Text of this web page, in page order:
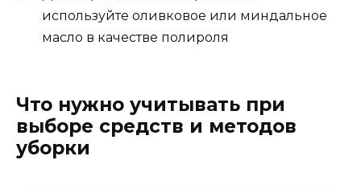
используйте оливковое или миндальное
масло в качестве полироля
Что нужно учитывать при
выборе средств и методов
уборки